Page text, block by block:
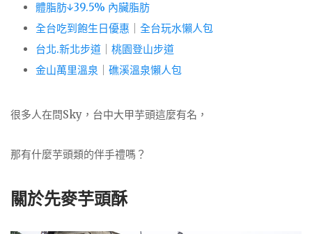
體脂肪↓39.5% 內臟脂肪
全台吃到飽生日優惠
全台玩水懶人包
台北.新北步道
桃園登山步道
金山萬里溫泉
礁溪溫泉懶人包
很多人在問Sky，台中大甲芋頭這麼有名，
那有什麼芋頭類的伴手禮嗎？
關於先麥芋頭酥